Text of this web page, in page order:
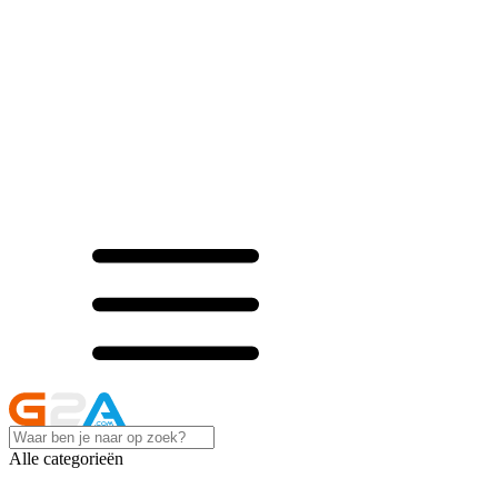
Alle categorieën